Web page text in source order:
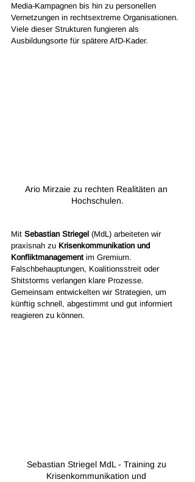
Media-Kampagnen bis hin zu personellen
Vernetzungen in rechtsextreme Organisationen.
Viele dieser Strukturen fungieren als
Ausbildungsorte für spätere AfD-Kader.
Ario Mirzaie zu rechten Realitäten an
Hochschulen.
Mit Sebastian Striegel (MdL) arbeiteten wir
praxisnah zu Krisenkommunikation und
Konfliktmanagement im Gremium.
Falschbehauptungen, Koalitionsstreit oder
Shitstorms verlangen klare Prozesse.
Gemeinsam entwickelten wir Strategien, um
künftig schnell, abgestimmt und gut informiert
reagieren zu können.
Sebastian Striegel MdL - Training zu
Krisenkommunikation und